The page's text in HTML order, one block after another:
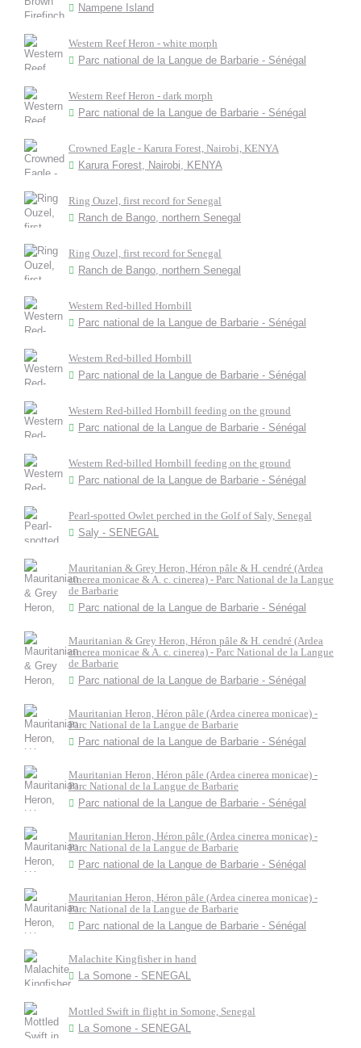
Nampene Island
Western Reef Heron - white morph
Parc national de la Langue de Barbarie - Sénégal
Western Reef Heron - dark morph
Parc national de la Langue de Barbarie - Sénégal
Crowned Eagle - Karura Forest, Nairobi, KENYA
Karura Forest, Nairobi, KENYA
Ring Ouzel, first record for Senegal
Ranch de Bango, northern Senegal
Ring Ouzel, first record for Senegal
Ranch de Bango, northern Senegal
Western Red-billed Hornbill
Parc national de la Langue de Barbarie - Sénégal
Western Red-billed Hornbill
Parc national de la Langue de Barbarie - Sénégal
Western Red-billed Hornbill feeding on the ground
Parc national de la Langue de Barbarie - Sénégal
Western Red-billed Hornbill feeding on the ground
Parc national de la Langue de Barbarie - Sénégal
Pearl-spotted Owlet perched in the Golf of Saly, Senegal
Saly - SENEGAL
Mauritanian & Grey Heron, Héron pâle & H. cendré (Ardea
cinerea monicae & A. c. cinerea) - Parc National de la Langue
de Barbarie
Parc national de la Langue de Barbarie - Sénégal
Mauritanian & Grey Heron, Héron pâle & H. cendré (Ardea
cinerea monicae & A. c. cinerea) - Parc National de la Langue
de Barbarie
Parc national de la Langue de Barbarie - Sénégal
Mauritanian Heron, Héron pâle (Ardea cinerea monicae) -
Parc National de la Langue de Barbarie
Parc national de la Langue de Barbarie - Sénégal
Mauritanian Heron, Héron pâle (Ardea cinerea monicae) -
Parc National de la Langue de Barbarie
Parc national de la Langue de Barbarie - Sénégal
Mauritanian Heron, Héron pâle (Ardea cinerea monicae) -
Parc National de la Langue de Barbarie
Parc national de la Langue de Barbarie - Sénégal
Mauritanian Heron, Héron pâle (Ardea cinerea monicae) -
Parc National de la Langue de Barbarie
Parc national de la Langue de Barbarie - Sénégal
Malachite Kingfisher in hand
La Somone - SENEGAL
Mottled Swift in flight in Somone, Senegal
La Somone - SENEGAL